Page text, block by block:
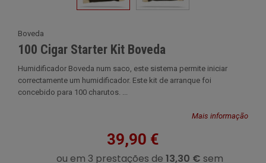
Boveda
100 Cigar Starter Kit Boveda
Humidificador Boveda num saco, este sistema permite iniciar
correctamente um humidificador. Este kit de arranque foi
concebido para 100 charutos. ...
Mais informação
39,90 €